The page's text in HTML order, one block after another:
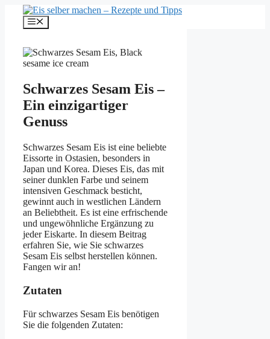
Inhalt
springen
Menü
Schwarzes Sesam Eis –
Ein einzigartiger
Genuss
Schwarzes Sesam Eis ist eine beliebte
Eissorte in Ostasien, besonders in
Japan und Korea. Dieses Eis, das mit
seiner dunklen Farbe und seinem
intensiven Geschmack besticht,
gewinnt auch in westlichen Ländern
an Beliebtheit. Es ist eine erfrischende
und ungewöhnliche Ergänzung zu
jeder Eiskarte. In diesem Beitrag
erfahren Sie, wie Sie schwarzes
Sesam Eis selbst herstellen können.
Fangen wir an!
Zutaten
Für schwarzes Sesam Eis benötigen
Sie die folgenden Zutaten: